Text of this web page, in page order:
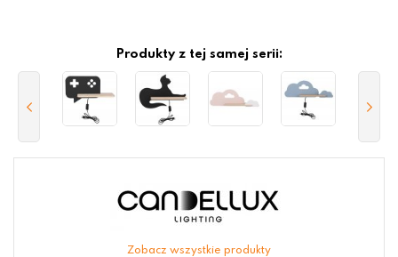
Produkty z tej samej serii:
Zobacz wszystkie produkty